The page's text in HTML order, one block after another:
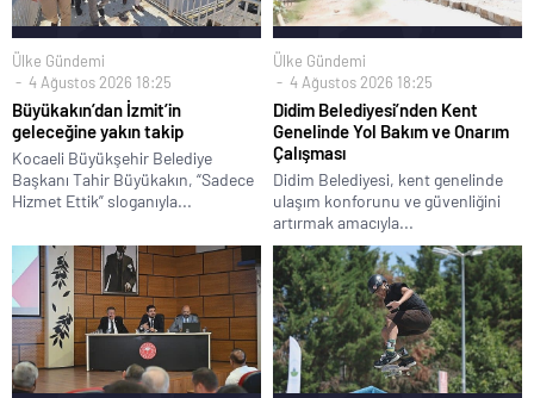
Ülke Gündemi
4 Ağustos 2026 18:25
Büyükakın’dan İzmit’in
geleceğine yakın takip
Kocaeli Büyükşehir Belediye
Başkanı Tahir Büyükakın, “Sadece
Hizmet Ettik” sloganıyla...
Ülke Gündemi
4 Ağustos 2026 18:25
Didim Belediyesi’nden Kent
Genelinde Yol Bakım ve Onarım
Çalışması
Didim Belediyesi, kent genelinde
ulaşım konforunu ve güvenliğini
artırmak amacıyla...